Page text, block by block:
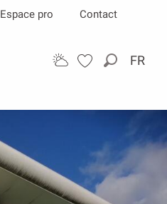
FR
Espace pro Contact